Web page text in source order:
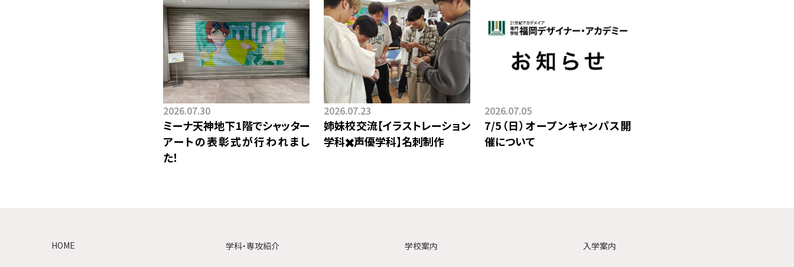
ミーナ天神地下1階でシャッター
アートの表彰式が行われまし
た！
2026.07.30
姉妹校交流【イラストレーション
学科✖️声優学科】⁡名刺制作
2026.07.23
7/5（日）オープンキャンパス開
催について
2026.07.05
HOME 学科・専攻紹介 学校案内 入学案内